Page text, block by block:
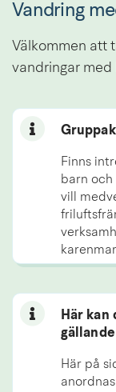
Vandring
Välkommen att
vandringar
Finns
barn
vill
Här
Här på